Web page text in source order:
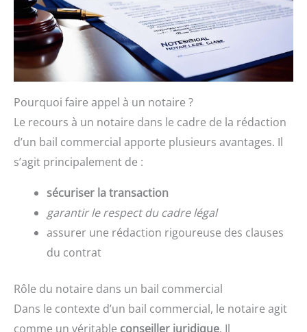
Pourquoi faire appel à un notaire ?
Le recours à un notaire dans le cadre de la rédaction
d’un bail commercial apporte plusieurs avantages. Il
s’agit principalement de :
sécuriser la transaction
garantir le respect du cadre légal
assurer une rédaction rigoureuse des clauses
du contrat
Rôle du notaire dans un bail commercial
Dans le contexte d’un bail commercial, le notaire agit
comme un véritable conseiller juridique. Il